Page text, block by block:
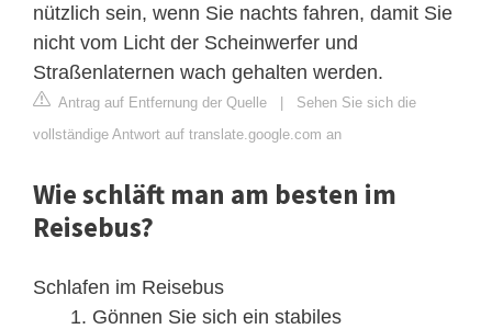
nützlich sein, wenn Sie nachts fahren, damit Sie
nicht vom Licht der Scheinwerfer und
Straßenlaternen wach gehalten werden.
Antrag auf Entfernung der Quelle | Sehen Sie sich die
vollständige Antwort auf translate.google.com an
Wie schläft man am besten im
Reisebus?
Schlafen im Reisebus
Gönnen Sie sich ein stabiles